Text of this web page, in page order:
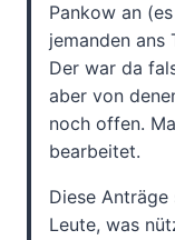
Pankow an
jemanden ans
Der war da
aber von
noch offen.
bearbeitet.
Diese Anträge
Leute, was